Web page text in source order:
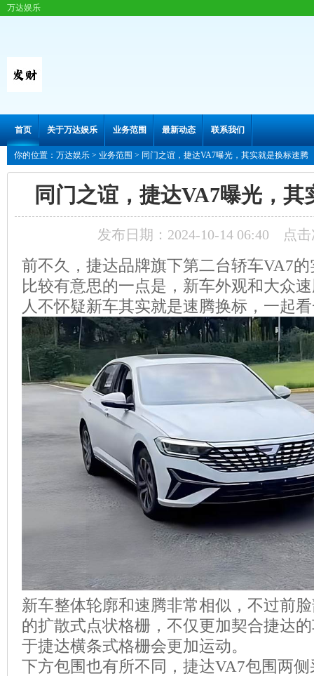
万达娱乐
首页 关于万达娱乐 业务范围 最新动态 联系我们
你的位置： 万达娱乐 > 业务范围 > 同门之谊，捷达VA7曝光，其实就是换标速腾
同门之谊，捷达VA7曝光，其
发布日期：2024-10-14 06:40 点击
前不久，捷达品牌旗下第二台轿车VA7
比较有意思的一点是，新车外观和大众
人不怀疑新车其实就是速腾换标，一起
新车整体轮廓和速腾非常相似，不过前
的扩散式点状格栅，不仅更加契合捷达
于捷达横条式格栅会更加运动。
下方包围也有所不同，捷达VA7包围两